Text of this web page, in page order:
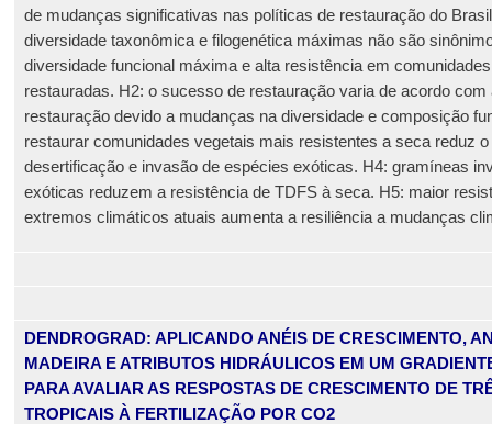
de mudanças significativas nas políticas de restauração do
diversidade taxonômica e filogenética máximas não são
diversidade funcional máxima e alta resistência em
restauradas. H2: o sucesso de restauração varia de acordo com
restauração devido a mudanças na diversidade e composição
restaurar comunidades vegetais mais resistentes a seca reduz
desertificação e invasão de espécies exóticas. H4: gramíneas
exóticas reduzem a resistência de TDFS à seca. H5: maior
extremos climáticos atuais aumenta a resiliência a mudanças
DENDROGRAD: APLICANDO ANÉIS DE CRESCIMENTO,
MADEIRA E ATRIBUTOS HIDRÁULICOS EM UM
PARA AVALIAR AS RESPOSTAS DE CRESCIMENTO DE
TROPICAIS À FERTILIZAÇÃO POR CO2